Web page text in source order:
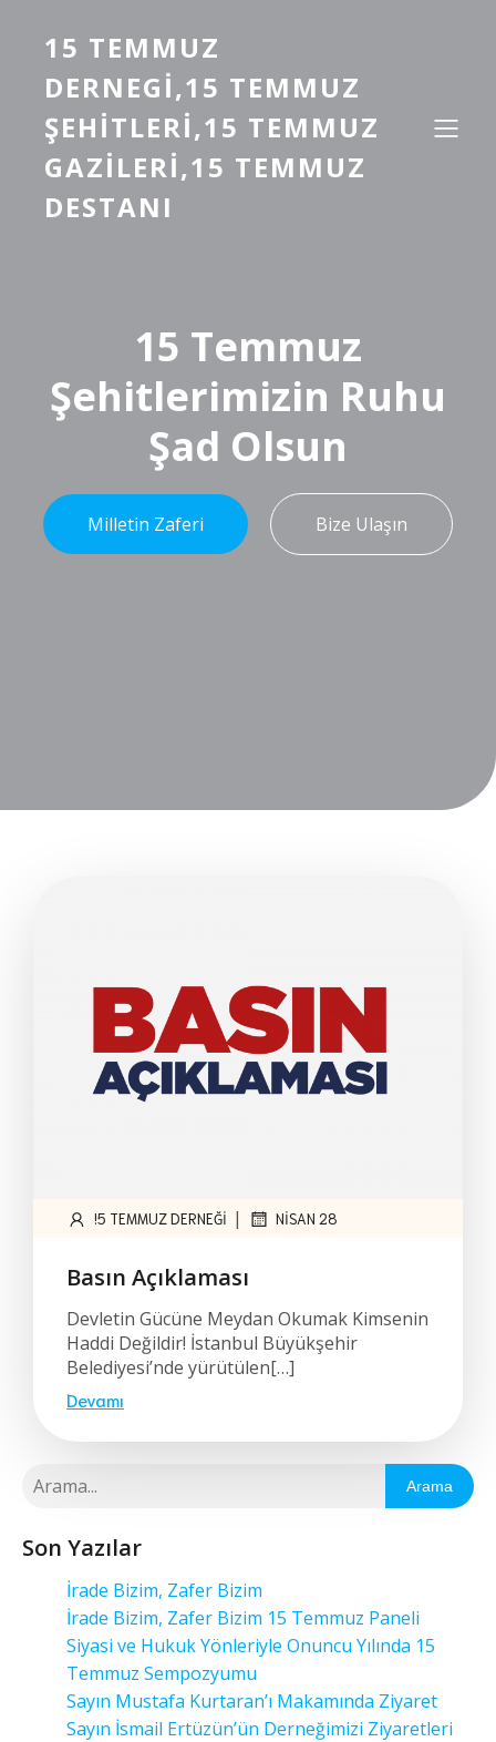
15 TEMMUZ
DERNEGI,15 TEMMUZ
ŞEHITLERI,15 TEMMUZ
GAZILERI,15 TEMMUZ
DESTANI
15 Temmuz
Şehitlerimizin Ruhu
Şad Olsun
Milletin Zaferi Bize Ulaşın
!5 TEMMUZ DERNEĞI | NISAN 28
Basın Açıklaması
Devletin Gücüne Meydan Okumak Kimsenin
Haddi Değildir! İstanbul Büyükşehir
Belediyesi’nde yürütülen[…]
Devamı
Arama
Son Yazılar
İrade Bizim, Zafer Bizim
İrade Bizim, Zafer Bizim 15 Temmuz Paneli
Siyasi ve Hukuk Yönleriyle Onuncu Yılında 15
Temmuz Sempozyumu
Sayın Mustafa Kurtaran’ı Makamında Ziyaret
Sayın İsmail Ertüzün’ün Derneğimizi Ziyaretleri